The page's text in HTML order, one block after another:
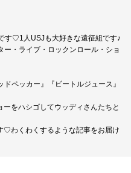
す♡1人USJも大好きな遠征組です♪
・ライブ・ロックンロール・ショ
ペッカー』『ビートルジュース』
をハシゴしてウッディさんたちと
♡わくわくするような記事をお届け